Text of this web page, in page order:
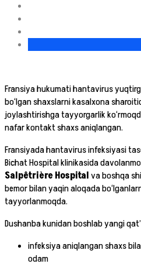
Fransiya hukumati hantavirus
bo‘lgan shaxslarni kasalxona
joylashtirishga tayyorgarlik
nafar kontakt shaxs aniqlangan.
Fransiyada hantavirus infeksiyasi
Bichat Hospital klinikasida
Salpêtrière Hospitalva boshqa
bemor bilan yaqin aloqada
tayyorlanmoqda.
Dushanba kunidan boshlab yangi
infeksiya aniqlangan shaxs
odam